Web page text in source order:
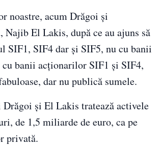
noastre, acum Drăgoi și
Najib El Lakis, după ce au ajuns să
SIF1, SIF4 dar și SIF5, nu cu banii
banii acționarilor SIF1 și SIF4,
dar nu publică sumele.
și El Lakis tratează activele
de 1,5 miliarde de euro, ca pe
privată.